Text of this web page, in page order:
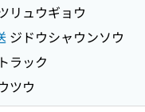
リュウギョウ
ジドウシャウンソウ
トラック
ツウ